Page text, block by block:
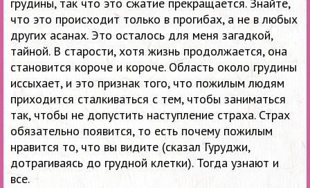
грудины, так что это сжатие прекращается. Знайте,
что это происходит только в прогибах, а не в любых
других асанах. Это осталось для меня загадкой,
тайной. В старости, хотя жизнь продолжается, она
становится короче и короче. Область около грудины
иссыхает, и это признак того, что пожилым людям
приходится сталкиваться с тем, чтобы заниматься
так, чтобы не допустить наступление страха. Страх
обязательно появится, то есть почему пожилым
нравится то, что вы видите (сказал Гуруджи,
дотрагиваясь до грудной клетки). Тогда узнают и
все.